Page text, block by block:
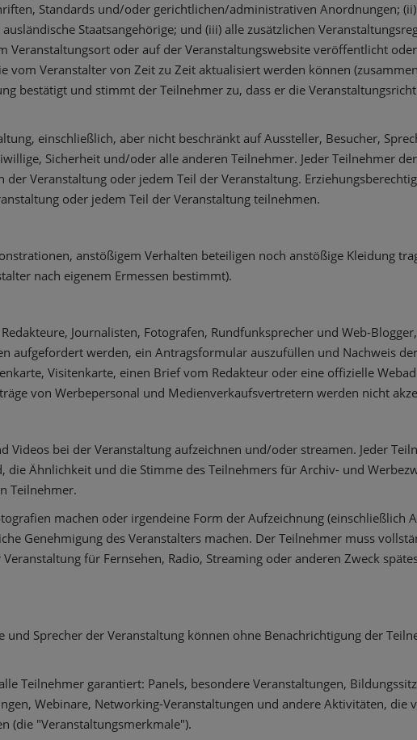
Standards und/oder gerichtlichen/administrativen Anordnungen;
Staatsangehörige; und (iii) alle zusätzlichen
oder auf der Veranstaltungswebsite veröffentlicht
Veranstalter von Zeit zu Zeit aktualisiert werden können
bestätigt und stimmt der Teilnehmer zu, dass er die
einschließlich, aber nicht beschränkt auf Aussteller, Besucher,
Sicherheit und/oder alle anderen Teilnehmer. Jeder Teilnehmer
Veranstaltung oder jedem Teil der Veranstaltung.
oder jedem Teil der Veranstaltung teilnehmen.
anstößigem Verhalten beteiligen noch anstößige Kleidung
nach eigenem Ermessen bestimmt).
Journalisten, Fotografen, Rundfunksprecher und Web-
aufgefordert werden, ein Antragsformular auszufüllen und Nachweis
Visitenkarte, einen Brief vom Redakteur oder eine offizielle
von Werbepersonal und Medienverkaufsvertretern werden nicht
bei der Veranstaltung aufzeichnen und/oder streamen. Jeder
Ähnlichkeit und die Stimme des Teilnehmers für Archiv- und
Teilnehmer.
machen oder irgendeine Form der Aufzeichnung (einschließlich
Genehmigung des Veranstalters machen. Der Teilnehmer muss
für Fernsehen, Radio, Streaming oder anderen Zweck
Sprecher der Veranstaltung können ohne Benachrichtigung der
Teilnehmer garantiert: Panels, besondere Veranstaltungen,
Webinare, Networking-Veranstaltungen und andere Aktivitäten, die
(die "Veranstaltungsmerkmale").